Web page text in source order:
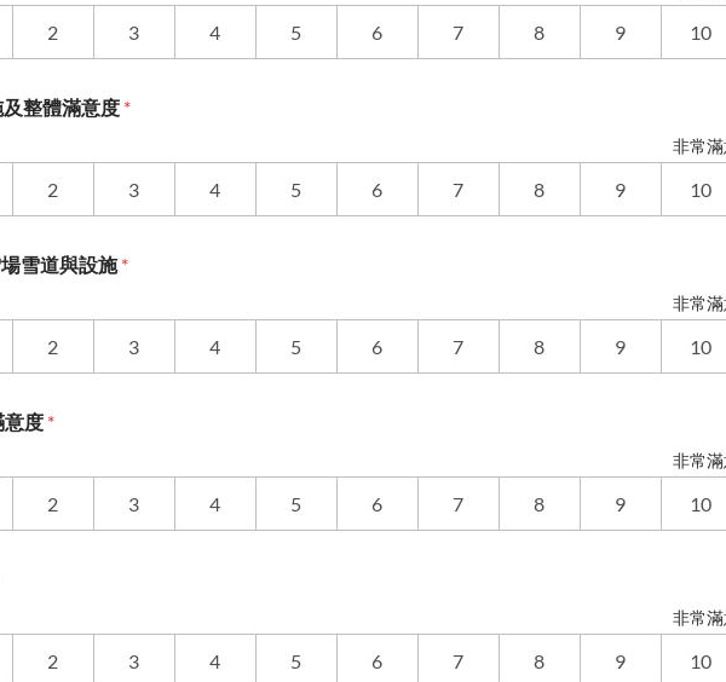
2 3 4 5 6 7 8 9 10
整體滿意度 *
非常
2 3 4 5 6 7 8 9 10
場雪道與設施*
非常
2 3 4 5 6 7 8 9 10
意度 *
非常
2 3 4 5 6 7 8 9 10
非常
2 3 4 5 6 7 8 9 10